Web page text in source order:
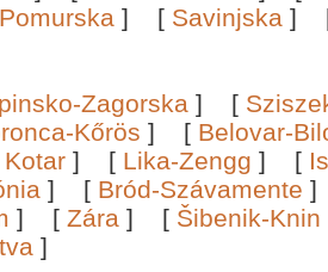
Pomurska ] [ Savinjska ]
Zagorska ] [
Kőrös ] [ Belovar-
] [ Lika-Zengg ] [
] [ Bród-Szávamente
] [ Zára ] [ Šibenik-Knin
]